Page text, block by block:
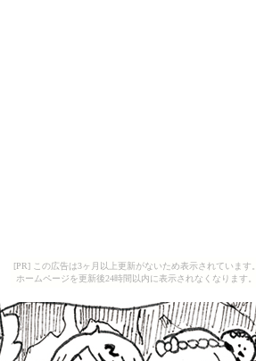
[PR] この広告は3ヶ月以上更新がないため表示されています。
ホームページを更新後24時間以内に表示されなくなります。